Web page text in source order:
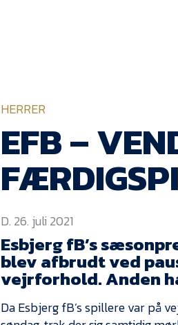
HERRER
EFB –
D. 26. juli 2021
Esbjerg fB’s
blev afbrudt ved
vejrforhold. Anden
Da Esbjerg fB’s spillere var på